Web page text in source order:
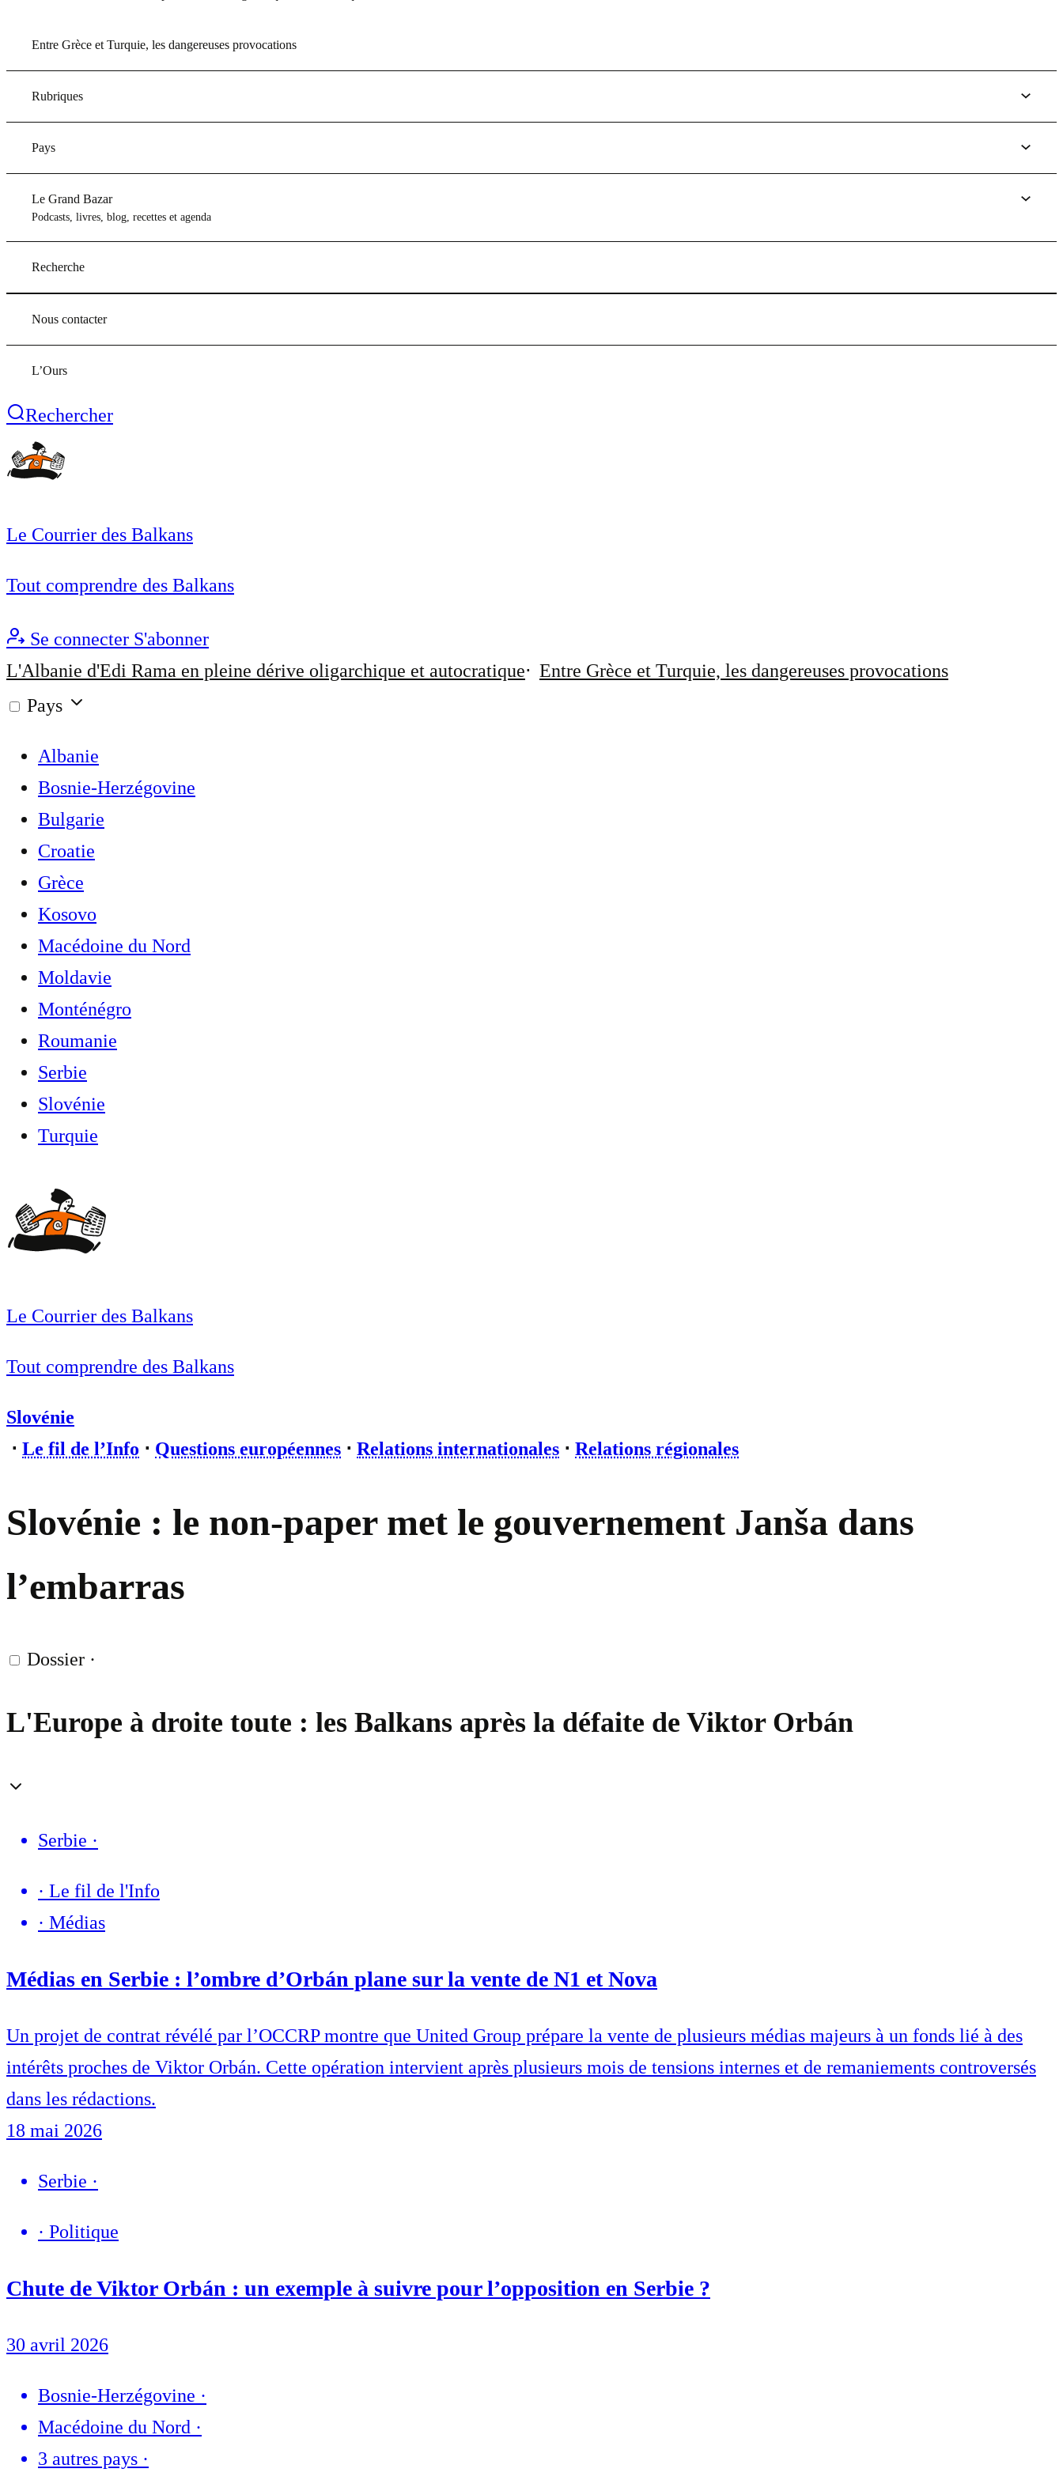
Entre Grèce et Turquie, les dangereuses provocations
Rubriques
Pays
Le Grand Bazar
Podcasts, livres, blog, recettes et agenda
Recherche
Nous contacter
L’Ours
Rechercher
Le Courrier des Balkans
Tout comprendre des Balkans
Se connecter S'abonner
L'Albanie d'Edi Rama en pleine dérive oligarchique et autocratique
Entre Grèce et Turquie, les dangereuses provocations
Pays
Albanie
Bosnie-Herzégovine
Bulgarie
Croatie
Grèce
Kosovo
Macédoine du Nord
Moldavie
Monténégro
Roumanie
Serbie
Slovénie
Turquie
Le Courrier des Balkans
Tout comprendre des Balkans
Slovénie
⋅ Le fil de l’Info ⋅ Questions européennes ⋅ Relations internationales ⋅ Relations régionales
Slovénie : le non-paper met le gouvernement Janša dans
l’embarras
Dossier ·
L'Europe à droite toute : les Balkans après la défaite de Viktor Orbán
Serbie ·
· Le fil de l'Info
· Médias
Médias en Serbie : l’ombre d’Orbán plane sur la vente de N1 et Nova
Un projet de contrat révélé par l’OCCRP montre que United Group prépare la vente de plusieurs médias majeurs à un fonds lié à des
intérêts proches de Viktor Orbán. Cette opération intervient après plusieurs mois de tensions internes et de remaniements controversés
dans les rédactions.
18 mai 2026
Serbie ·
· Politique
Chute de Viktor Orbán : un exemple à suivre pour l’opposition en Serbie ?
30 avril 2026
Bosnie-Herzégovine ·
Macédoine du Nord ·
3 autres pays ·